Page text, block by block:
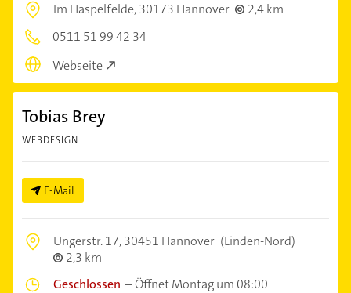
Im Haspelfelde,30173 Hannover
2,4 km
0511 51 99 42 34
Webseite
Tobias Brey
WEBDESIGN
E-Mail
Ungerstr. 17,30451 Hannover (Linden-Nord)
2,3 km
Geschlossen –Öffnet Montag um 08:00